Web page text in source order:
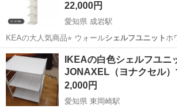
22,000円
愛知県 成岩駅
KEAの大人気商品⭐︎ ウォールシェルフユニット ホ
3月…
愛知 半田市 成岩駅
IKEAの白色シェルフユニ
JONAXEL（ヨナクセル
フ…
2,000円
愛知県 東岡崎駅